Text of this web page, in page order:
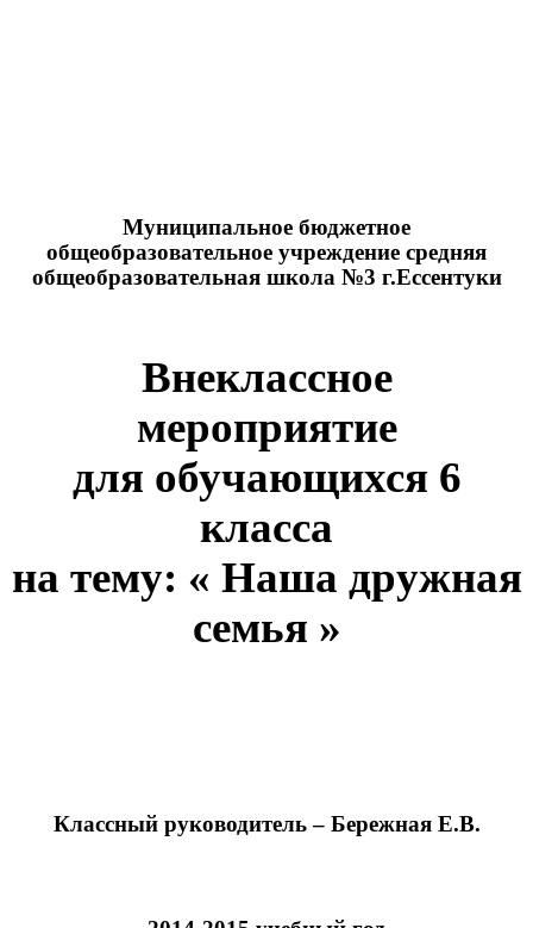
Муниципальное бюджетное
общеобразовательное учреждение средняя
общеобразовательная школа №3 г.Ессентуки
Внеклассное
мероприятие
для обучающихся 6
класса
на тему: « Наша дружная
семья »
Классный руководитель – Бережная Е.В.